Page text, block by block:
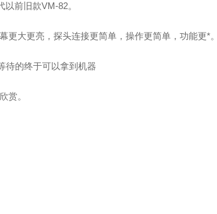
前旧款VM-82。
大更亮，探头连接更简单，操作更简单，功能更*。
待的终于可以拿到机器
赏。